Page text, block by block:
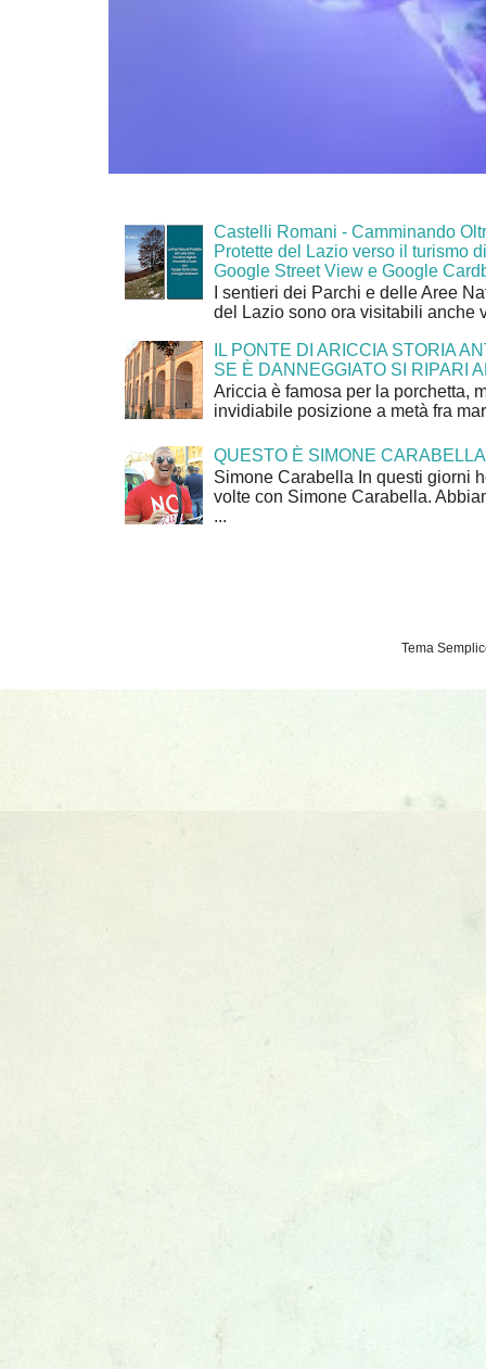
Castelli Romani - Camminando
Protette del Lazio verso il turismo
Google Street View e Google
I sentieri dei Parchi e delle Aree
del Lazio sono ora visitabili anche
IL PONTE DI ARICCIA STORIA
SE È DANNEGGIATO SI RIPARI
Ariccia è famosa per la porchetta,
invidiabile posizione a metà fra
QUESTO È SIMONE CARABELLA
Simone Carabella In questi giorni
volte con Simone Carabella.
...
Tema